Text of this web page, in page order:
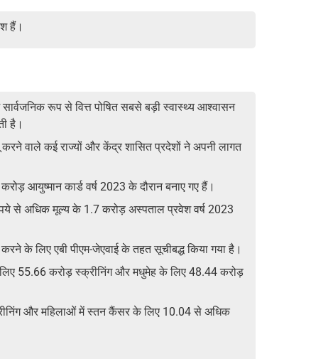
हैं।
रूप से वित्त पोषित सबसे बड़ी स्वास्थ्य आश्वासन
है।
वाले कई राज्यों और केंद्र शासित प्रदेशों ने अपनी लागत
आयुष्मान कार्ड वर्ष 2023 के दौरान बनाए गए हैं।
से अधिक मूल्य के 1.7 करोड़ अस्पताल प्रवेश वर्ष 2023
के लिए एबी पीएम-जेएवाई के तहत सूचीबद्ध किया गया है।
लिए 55.66 करोड़ स्क्रीनिंग और मधुमेह के लिए 48.44 करोड़
और महिलाओं में स्तन कैंसर के लिए 10.04 से अधिक